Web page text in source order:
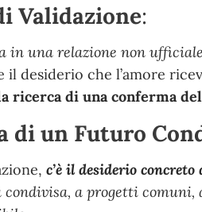
Validazione:
in una relazione non
il desiderio che l’amore
ricerca di una conferma
di un Futuro
c’è il desiderio
a progetti